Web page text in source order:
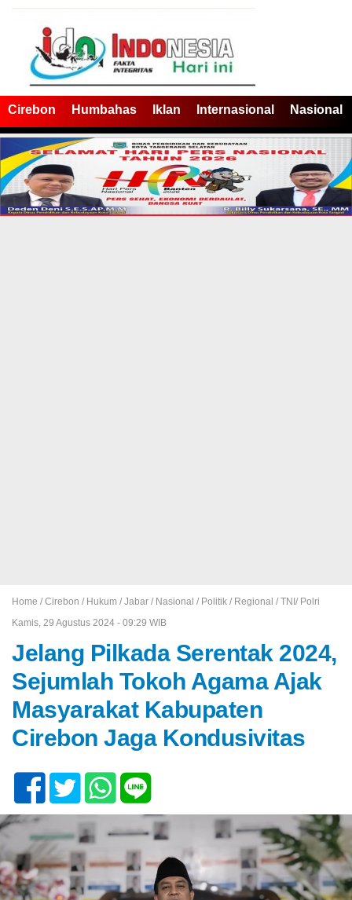
Cirebon Humbahas Iklan Internasional Nasional
Home / Cirebon / Hukum / Jabar / Nasional / Politik / Regional / TNI/ Polri
Kamis, 29 Agustus 2024 - 09:29 WIB
Jelang Pilkada Serentak 2024,
Sejumlah Tokoh Agama Ajak
Masyarakat Kabupaten
Cirebon Jaga Kondusivitas